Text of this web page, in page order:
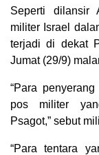
Seperti dilansir
militer Israel
terjadi di dekat
Jumat (29/9)
“Para
pos militer
Psagot,” sebut
“Para tentara